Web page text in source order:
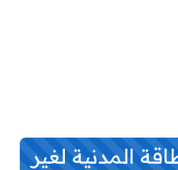
المدنية لغير